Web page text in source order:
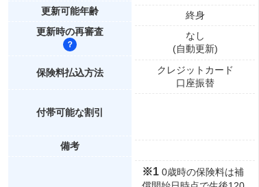
更新可能年齢
更新時の再審査
保険料払込方法
付帯可能な割引
備考
終身
なし
(自動更新)
クレジットカード
口座振替
※1 0歳時の保険料は補